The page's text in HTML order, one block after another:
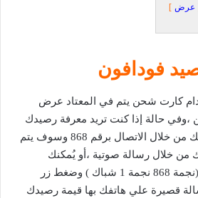
عرض
فودافون
كارت شحن يتم في المعتاد عرض
حالة إذا كنت تريد معرفة رصيدك
(بدون شحن) فتستطيع ذلك من خلال الاتصال برقم 868 وسوف يتم
من خلال رسالة صوتية ،أو يُمكنك
استخدام الكود *868*1# (نجمة 868 نجمة 1 شباك ) وضغط زر
قصيرة علي هاتفك بها قيمة رصيدك